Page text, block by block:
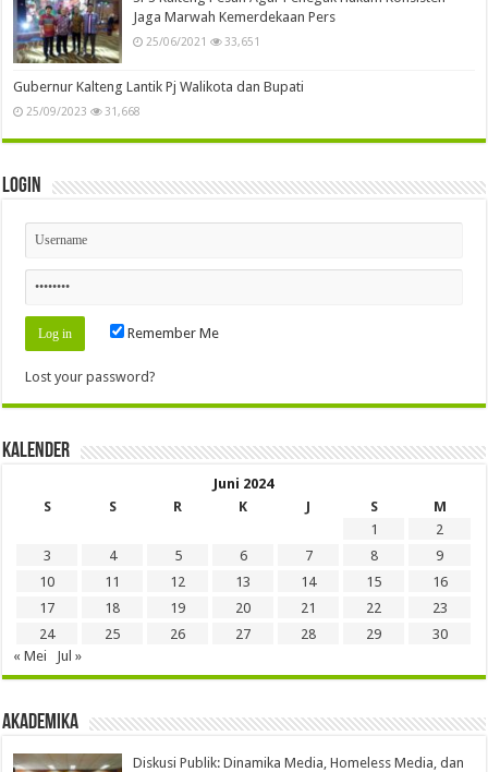
Jaga Marwah Kemerdekaan Pers
25/06/2021 33,651
Gubernur Kalteng Lantik Pj Walikota dan Bupati
25/09/2023 31,668
Login
Remember Me
Lost your password?
Kalender
Juni 2024
S
S R K J S
M
1
2
3
4 5 6 7 8
9
10
11 12 13 14 15
16
17
18 19 20 21 22
23
24
25 26 27 28 29
30
« Mei
Jul »
Akademika
Diskusi Publik: Dinamika Media, Homeless Media, dan